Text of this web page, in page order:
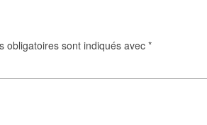
obligatoires sont indiqués avec *